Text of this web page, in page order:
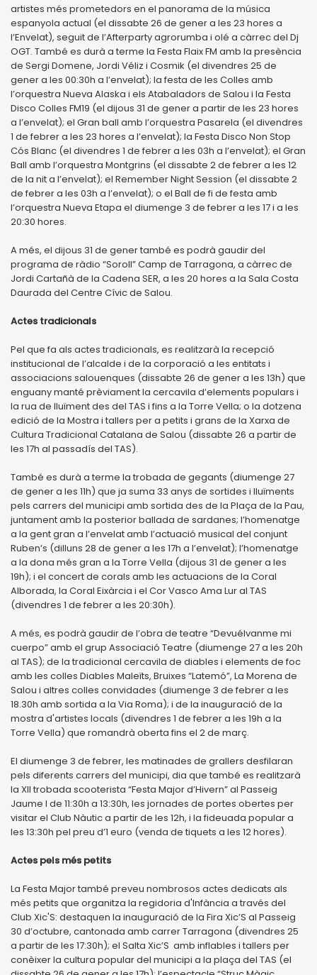
artistes més prometedors en el panorama de la música
espanyola actual (el dissabte 26 de gener a les 23 hores a
l’Envelat), seguit de l’Afterparty agrorumba i olé a càrrec del Dj
OGT. També es durà a terme la Festa Flaix FM amb la presència
de Sergi Domene, Jordi Véliz i Cosmik (el divendres 25 de
gener a les 00:30h a l’envelat); la festa de les Colles amb
l’orquestra Nueva Alaska i els Atabaladors de Salou i la Festa
Disco Colles FM19 (el dijous 31 de gener a partir de les 23 hores
a l’envelat); el Gran ball amb l’orquestra Pasarela (el divendres
1 de febrer a les 23 hores a l’envelat); la Festa Disco Non Stop
Cós Blanc (el divendres 1 de febrer a les 03h a l’envelat); el Gran
Ball amb l’orquestra Montgrins (el dissabte 2 de febrer a les 12
de la nit a l’envelat); el Remember Night Session (el dissabte 2
de febrer a les 03h a l’envelat); o el Ball de fi de festa amb
l’orquestra Nueva Etapa el diumenge 3 de febrer a les 17 i a les
20:30 hores.
A més, el dijous 31 de gener també es podrà gaudir del
programa de ràdio “Soroll” Camp de Tarragona, a càrrec de
Jordi Cartañà de la Cadena SER, a les 20 hores a la Sala Costa
Daurada del Centre Cívic de Salou.
Actes tradicionals
Pel que fa als actes tradicionals, es realitzarà la recepció
institucional de l’alcalde i de la corporació a les entitats i
associacions salouenques (dissabte 26 de gener a les 13h) que
enguany manté prèviament la cercavila d’elements populars i
la rua de lluïment des del TAS i fins a la Torre Vella; o la dotzena
edició de la Mostra i tallers per a petits i grans de la Xarxa de
Cultura Tradicional Catalana de Salou (dissabte 26 a partir de
les 17h al passadís del TAS).
També es durà a terme la trobada de gegants (diumenge 27
de gener a les 11h) que ja suma 33 anys de sortides i lluïments
pels carrers del municipi amb sortida des de la Plaça de la Pau,
juntament amb la posterior ballada de sardanes; l’homenatge
a la gent gran a l’envelat amb l’actuació musical del conjunt
Ruben’s (dilluns 28 de gener a les 17h a l’envelat); l’homenatge
a la dona més gran a la Torre Vella (dijous 31 de gener a les
19h); i el concert de corals amb les actuacions de la Coral
Alborada, la Coral Eixàrcia i el Cor Vasco Ama Lur al TAS
(divendres 1 de febrer a les 20:30h).
A més, es podrà gaudir de l’obra de teatre “Devuélvanme mi
cuerpo” amb el grup Associació Teatre (diumenge 27 a les 20h
al TAS); de la tradicional cercavila de diables i elements de foc
amb les colles Diables Maleïts, Bruixes “Latemó”, La Morena de
Salou i altres colles convidades (diumenge 3 de febrer a les
18.30h amb sortida a la Via Roma); i de la inauguració de la
mostra d'artistes locals (divendres 1 de febrer a les 19h a la
Torre Vella) que romandrà oberta fins el 2 de març.
El diumenge 3 de febrer, les matinades de grallers desfilaran
pels diferents carrers del municipi, dia que també es realitzarà
la XII trobada scooterista “Festa Major d’Hivern” al Passeig
Jaume I de 11:30h a 13:30h, les jornades de portes obertes per
visitar el Club Nàutic a partir de les 12h, i la fideuada popular a
les 13:30h pel preu d’1 euro (venda de tiquets a les 12 hores).
Actes pels més petits
La Festa Major també preveu nombrosos actes dedicats als
més petits que organitza la regidoria d'Infància a través del
Club Xic'S: destaquen la inauguració de la Fira Xic’S al Passeig
30 d’octubre, cantonada amb carrer Tarragona (divendres 25
a partir de les 17:30h); el Salta Xic’S amb inflables i tallers per
conèixer la cultura popular del municipi a la plaça del TAS (el